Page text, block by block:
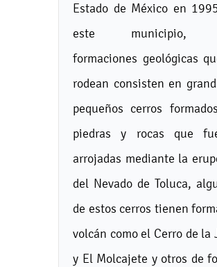
Estado de México en
este municipio,
formaciones geológicas
rodean consisten en
pequeños cerros
piedras y rocas que
arrojadas mediante la
del Nevado de Toluca,
de estos cerros tienen
volcán como el Cerro de la
y El Molcajete y otros de